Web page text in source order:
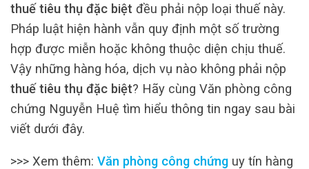
thuế tiêu thụ đặc biệt đều phải nộp loại thuế này.
Pháp luật hiện hành vẫn quy định một số trường
hợp được miễn hoặc không thuộc diện chịu thuế.
Vậy những hàng hóa, dịch vụ nào không phải nộp
thuế tiêu thụ đặc biệt? Hãy cùng Văn phòng công
chứng Nguyễn Huệ tìm hiểu thông tin ngay sau bài
viết dưới đây.
>>> Xem thêm: Văn phòng công chứng uy tín hàng